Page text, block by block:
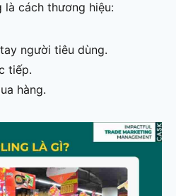
là cách thương hiệu:
người tiêu dùng.
tiếp.
hàng.